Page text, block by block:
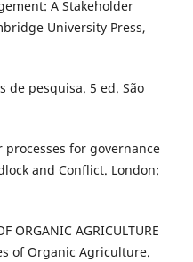
A Stakeholder
University Press,
de pesquisa. 5 ed. São
for governance
and Conflict. London:
ORGANIC AGRICULTURE
of Organic Agriculture.